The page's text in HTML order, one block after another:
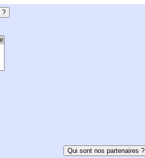
?
Qui sont nos partenaires ?